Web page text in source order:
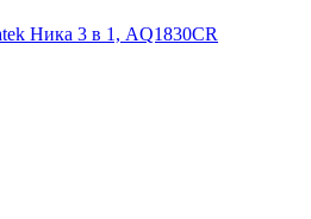
Ника 3 в 1, AQ1830CR